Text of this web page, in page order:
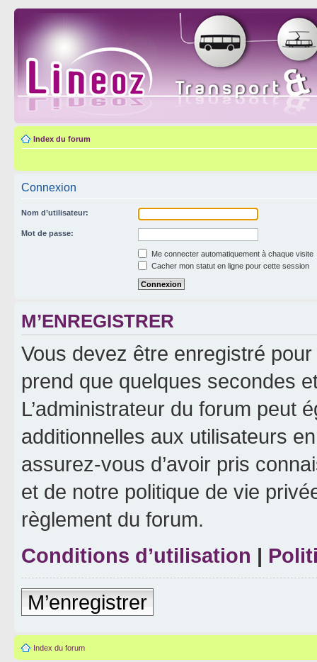
Index du forum
Connexion
Nom d’utilisateur:
Mot de passe:
Me connecter automatiquement à chaque visite
Cacher mon statut en ligne pour cette session
M’ENREGISTRER
Vous devez être enregistré
prend que quelques secondes
L’administrateur du forum peut
additionnelles aux utilisateurs
assurez-vous d’avoir pris
et de notre politique de vie
règlement du forum.
Conditions d’utilisation |
M’enregistrer
Index du forum